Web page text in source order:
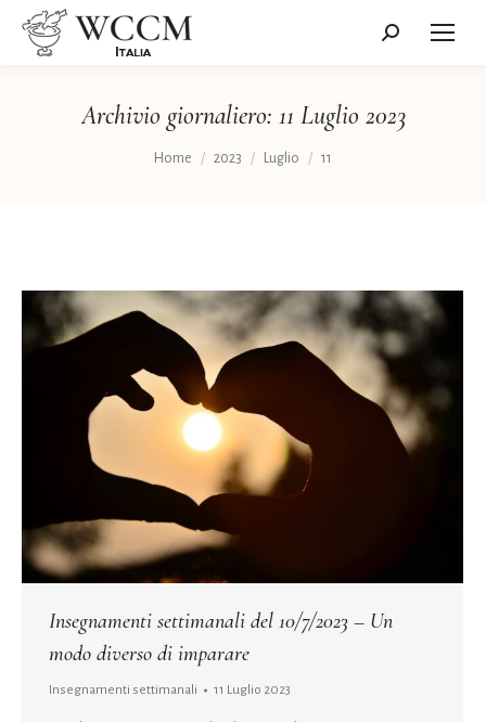
Cerca:
Archivio giornaliero: 11 Luglio 2023
Tu sei qui:
Home 2023 Luglio 11
Insegnamenti settimanali del 10/7/2023 – Un
modo diverso di imparare
Insegnamenti settimanali 11 Luglio 2023